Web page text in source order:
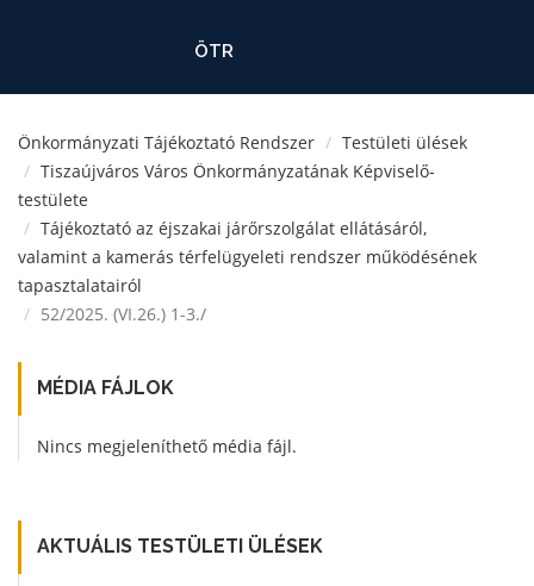
ÖTR
Önkormányzati Tájékoztató Rendszer
Testületi ülések
Tiszaújváros Város Önkormányzatának Képviselő-
testülete
Tájékoztató az éjszakai járőrszolgálat ellátásáról,
valamint a kamerás térfelügyeleti rendszer működésének
tapasztalatairól
52/2025. (VI.26.) 1-3./
MÉDIA FÁJLOK
Nincs megjeleníthető média fájl.
AKTUÁLIS TESTÜLETI ÜLÉSEK